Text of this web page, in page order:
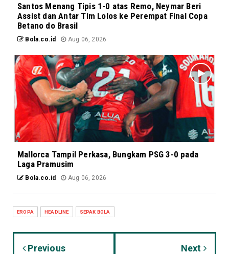
Santos Menang Tipis 1-0 atas Remo, Neymar Beri
Assist dan Antar Tim Lolos ke Perempat Final Copa
Betano do Brasil
Bola.co.id Aug 06, 2026
Mallorca Tampil Perkasa, Bungkam PSG 3-0 pada
Laga Pramusim
Bola.co.id Aug 06, 2026
EROPA HEADLINE SEPAK BOLA
Previous Next